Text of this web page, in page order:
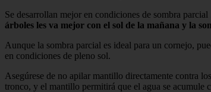
Se desarrollan mejor en condiciones de sombra
árboles les va mejor con el sol de la mañana y la
Aunque la sombra parcial es ideal para un cornejo,
en condiciones de pleno sol.
Asegúrese de no apilar mantillo directamente contra
tronco, y el mantillo permitirá que el agua se acumule